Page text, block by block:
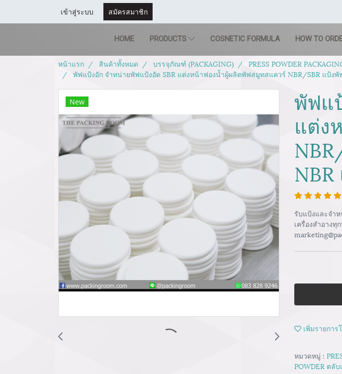
เข้าสู่ระบบ สมัครสมาชิก
HOME PRODUCTS COSNETIC FORMULA HOW TO
หน้าแรก สินค้าทั้งหมด บรรจุภัณฑ์ (PACKAGING)
PRESS POWDER
พัฟแป้งอัก จำหน่ายพัฟแป้งอัด SBR แต่งหน้าฟองน้ำผู้ผลิตพัฟสมูทสแควร์ NBR/SBR แป้ง
New
พัฟแ
แต่ง
รับแป้งและจำ
เครื่องสำอางทุ
เพิ่มรายการ
หมวดหมู่ :
POWDER ตลั